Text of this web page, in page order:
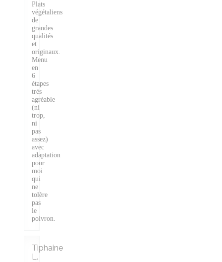
Plats
végétaliens
de
grandes
qualités
et
originaux.
Menu
en
6
étapes
très
agréable
(ni
trop,
ni
pas
assez)
avec
adaptation
pour
moi
qui
ne
tolère
pas
le
poivron.
Tiphaine
L